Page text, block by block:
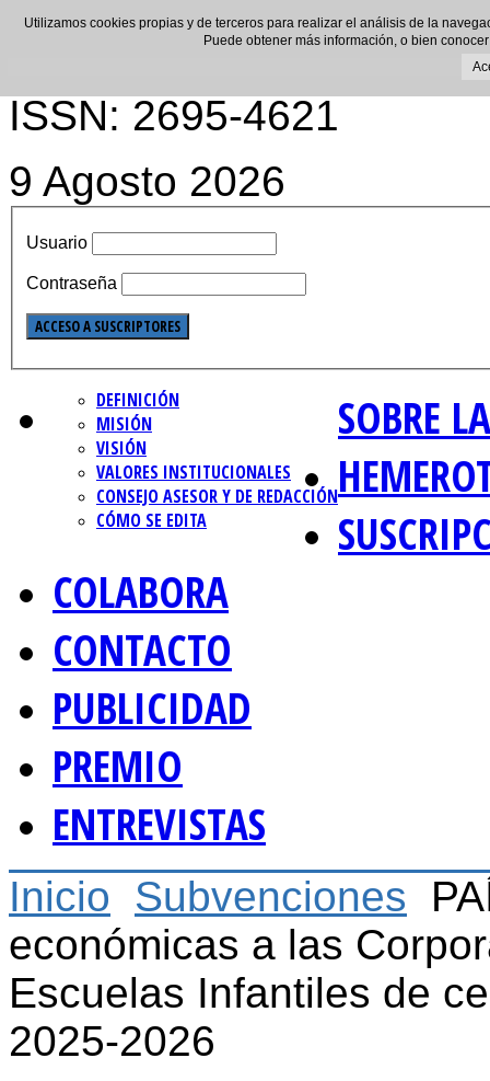
ISSN: 2695-4621
9 Agosto 2026
Usuario
Contraseña
SOBRE
DEFINICIÓN
MISIÓN
VISIÓN
VALORES INSTITUCIONALES
CONSEJO ASESOR Y DE REDACCIÓN
CÓMO SE EDITA
COLABORA
CONTACTO
PUBLICIDAD
PREMIO
ENTREVISTAS
Inicio Subvenciones
económicas a las
Escuelas Infantiles de
2025-2026
Utilizamos cookies propias y de terceros para realizar el análisis de la
Puede obtener más información, o bien